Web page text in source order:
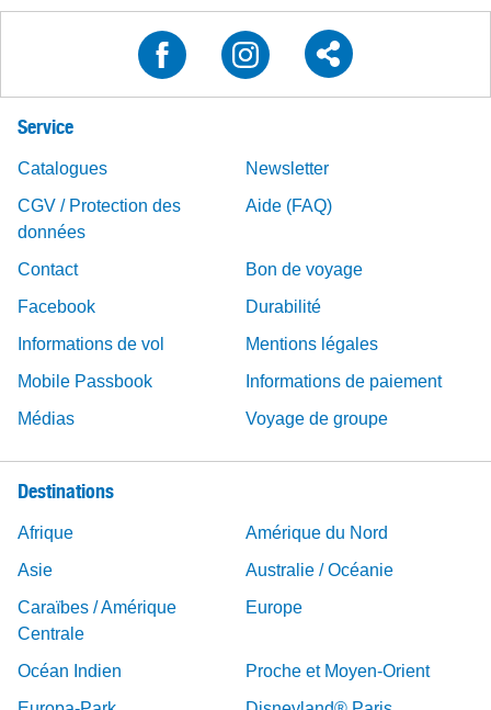
Service
Catalogues
Newsletter
CGV / Protection des
données
Aide (FAQ)
Contact
Bon de voyage
Facebook
Durabilité
Informations de vol
Mentions légales
Mobile Passbook
Informations de paiement
Médias
Voyage de groupe
Destinations
Afrique
Amérique du Nord
Asie
Australie / Océanie
Caraïbes / Amérique
Centrale
Europe
Océan Indien
Proche et Moyen-Orient